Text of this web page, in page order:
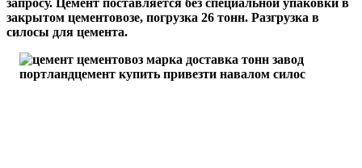
запросу. Цемент поставляется без специальной упаковки в
закрытом цементовозе, погрузка 26 тонн. Разгрузка в
силосы для цемента.